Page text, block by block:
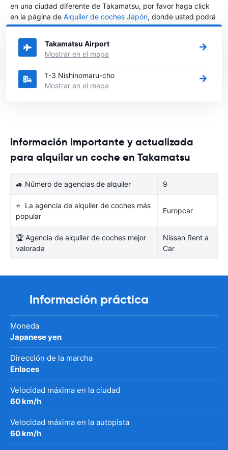
en una ciudad diferente de Takamatsu, por favor haga click
en la página de Alquiler de coches Japón, donde usted podrá
elegir en qué ciudad de Japón desea alquilar un coche.
Takamatsu Airport
Mostrar en el mapa
1-3 Nishinomaru-cho
Mostrar en el mapa
Información importante y actualizada
para alquilar un coche en Takamatsu
🚙 Número de agencias de alquiler 9
⭐ La agencia de alquiler de coches más
popular
Europcar
🏆 Agencia de alquiler de coches mejor
valorada
Nissan Rent a
Car
Información práctica
Moneda
Japanese yen
Dirección de la marcha
Enlaces
Velocidad máxima en la ciudad
60 km/h
Velocidad máxima en la autopista
60 km/h